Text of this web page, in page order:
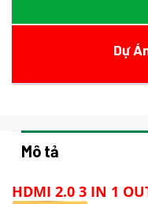
Dự
Mô tả
HDMI 2.0 3 IN 1